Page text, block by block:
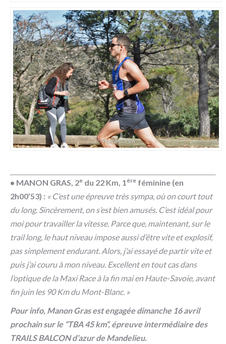
• MANON GRAS, 2e du 22 Km, 1ère féminine (en
2h00’53) : « C’est une épreuve très sympa, où on court tout
du long. Sincèrement, on s’est bien amusés. C’est idéal pour
moi pour travailler la vitesse. Parce que, maintenant, sur le
trail long, le haut niveau impose aussi d’être vite et explosif,
pas simplement endurant. Alors, j’ai essayé de partir vite et
puis j’ai couru à mon niveau. Excellent en tout cas dans
l’optique de la Maxi Race à la fin mai en Haute-Savoie, avant
fin juin les 90 Km du Mont-Blanc. »
Pour info, Manon Gras est engagée dimanche 16 avril
prochain sur le “TBA 45 km“, épreuve intermédiaire des
TRAILS BALCON d’azur de Mandelieu.